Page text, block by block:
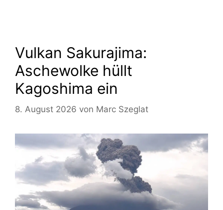
Vulkan Sakurajima:
Aschewolke hüllt
Kagoshima ein
8. August 2026 von Marc Szeglat